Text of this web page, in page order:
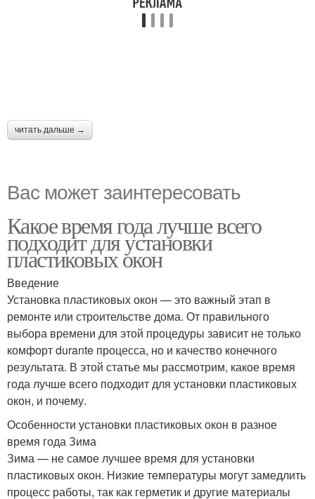
читать дальше →
Вас может заинтересовать
Какое время года лучше всего
подходит для установки
пластиковых окон
Введение
Установка пластиковых окон — это важный этап в
ремонте или строительстве дома. От правильного
выбора времени для этой процедуры зависит не только
комфорт durante процесса, но и качество конечного
результата. В этой статье мы рассмотрим, какое время
года лучше всего подходит для установки пластиковых
окон, и почему.
Особенности установки пластиковых окон в разное
время года Зима
Зима — не самое лучшее время для установки
пластиковых окон. Низкие температуры могут замедлить
процесс работы, так как герметик и другие материалы